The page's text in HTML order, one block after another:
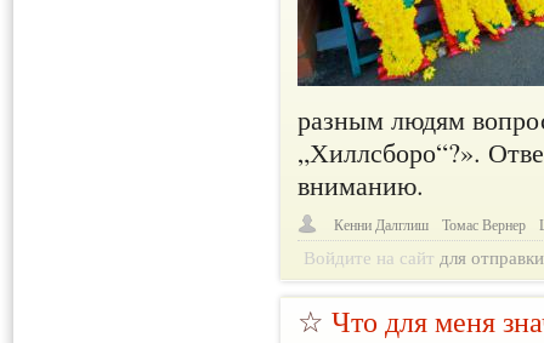
разным людям
„Хиллсборо“?».
вниманию.
Кенни Далглиш Томас Вернер
Войдите на сайт для
☆ Что для меня